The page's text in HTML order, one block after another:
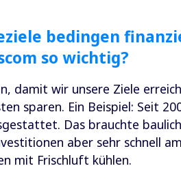
bedingen
so wichtig?
damit wir unsere Ziele
sparen. Ein Beispiel: Seit
Das brauchte
aber sehr schnell
mit Frischluft kühlen.